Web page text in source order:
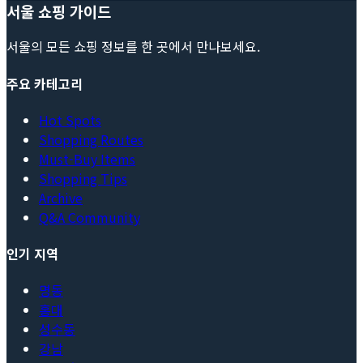
서울 쇼핑 가이드
서울의 모든 쇼핑 정보를 한 곳에서 만나보세요.
주요 카테고리
Hot Spots
Shopping Routes
Must-Buy Items
Shopping Tips
Archive
Q&A Community
인기 지역
명동
홍대
성수동
강남